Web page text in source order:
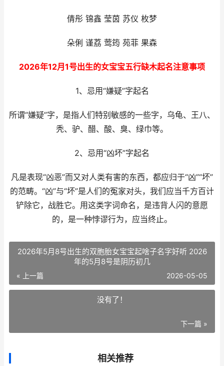
倩彤 锦鑫 莹茵 苏仪 枚梦
朵俐 谨荔 莺筠 苑菲 果森
2026年12月1号出生的女宝宝五行缺木起名注意事项
1、忌用“嫌疑”字起名
所谓“嫌疑”字，是指人们特别敏感的一些字，乌龟、王八、
秃、驴、醋、酸、臭、绿巾等。
2、忌用“凶坏”字起名
凡是表现“凶恶”而又对人类有害的东西，都应归于“凶”“坏”
的范畴。“凶”与“坏”是人们的冤家对头，我们应当千方百计
铲除它，战胜它。用这类字词命名，是违背人闪的意愿
的，是一种悖谬行为，应当终止。
2026年5月8号出生的双胞胎女宝宝起啥子名字好听 2026
年的5月8号是阴历初几
« 上一篇 2026-05-05
没有了！
下一篇 »
相关推荐